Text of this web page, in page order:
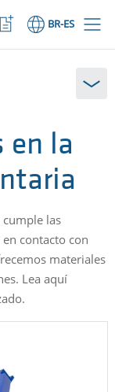
Products)
ABRIR
BR-ES
Abrir
lista
en la
las
contacto con
materiales
Lea aquí